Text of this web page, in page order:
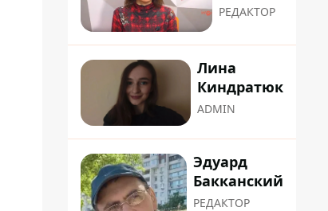
РЕДАКТОР
Лина
Киндратюк
ADMIN
Эдуард
Бакканский
РЕДАКТОР